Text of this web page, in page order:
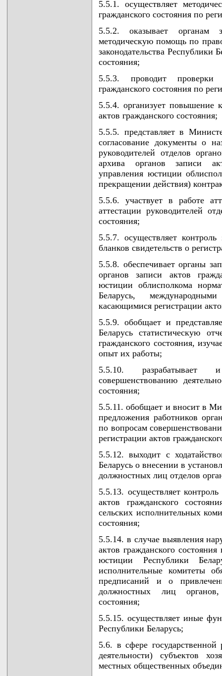
5.5.1. осуществляет
гражданского состояния по
5.5.2. оказывает органам
методическую помощь по
законодательства Республики
состояния;
5.5.3. проводит проверки
гражданского состояния по
5.5.4. организует повышение
актов гражданского состояния;
5.5.5. представляет в
согласование документы о
руководителей отделов
архива органов записи
управления юстиции
прекращении действия)
5.5.6. участвует в работе
аттестации руководителей
состояния;
5.5.7. осуществляет
бланков свидетельств о
5.5.8. обеспечивает органы
органов записи актов
юстиции облисполкома
Беларусь,
касающимися регистрации
5.5.9. обобщает и
Беларусь статистическую
гражданского состояния,
опыт их работы;
5.5.10. разрабатывает
совершенствованию
состояния;
5.5.11. обобщает и вносит в
предложения работников
по вопросам
регистрации актов
5.5.12. выходит с
Беларусь о внесении в
должностных лиц отделов
5.5.13. осуществляет
актов гражданского
сельских исполнительных
состояния;
5.5.14. в случае выявления
актов гражданского
юстиции Республики
исполнительные комитеты
предписаний и о
должностных лиц
состояния;
5.5.15. осуществляет иные
Республики Беларусь;
5.6. в сфере
деятельности) субъектов
местных общественных